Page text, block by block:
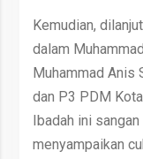
Kemudian,
dalam
Muhammad Anis
dan P3 PDM
Ibadah ini
menyampaikan